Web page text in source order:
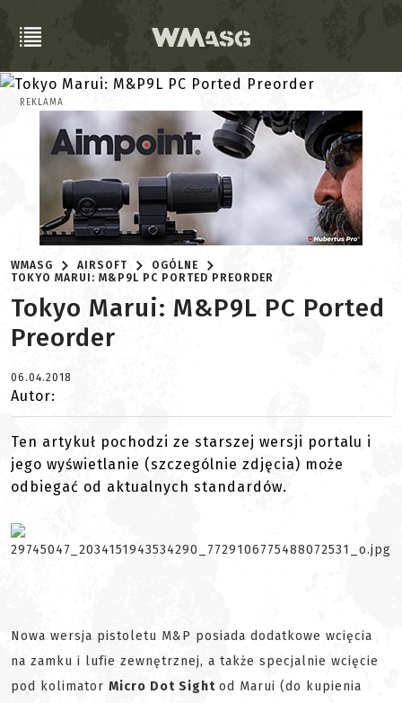
REKLAMA
WMASG AIRSOFT
OGÓLNE
TOKYO MARUI: M&P9L PC PORTED PREORDER
Tokyo Marui: M&P9L PC Ported
Preorder
06.04.2018
Autor:
Ten artykuł pochodzi ze starszej wersji portalu i
jego wyświetlanie (szczególnie zdjęcia) może
odbiegać od aktualnych standardów.
Nowa wersja pistoletu M&P posiada dodatkowe wcięcia
na zamku i lufie zewnętrznej, a także specjalnie wcięcie
pod kolimator Micro Dot Sight od Marui (do kupienia